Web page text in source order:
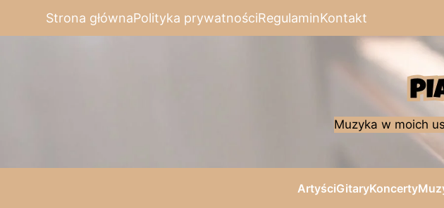
Strona głównaPolityka prywatnościRegulaminKontakt
Muzyka w moich
ArtyściGitaryKoncerty